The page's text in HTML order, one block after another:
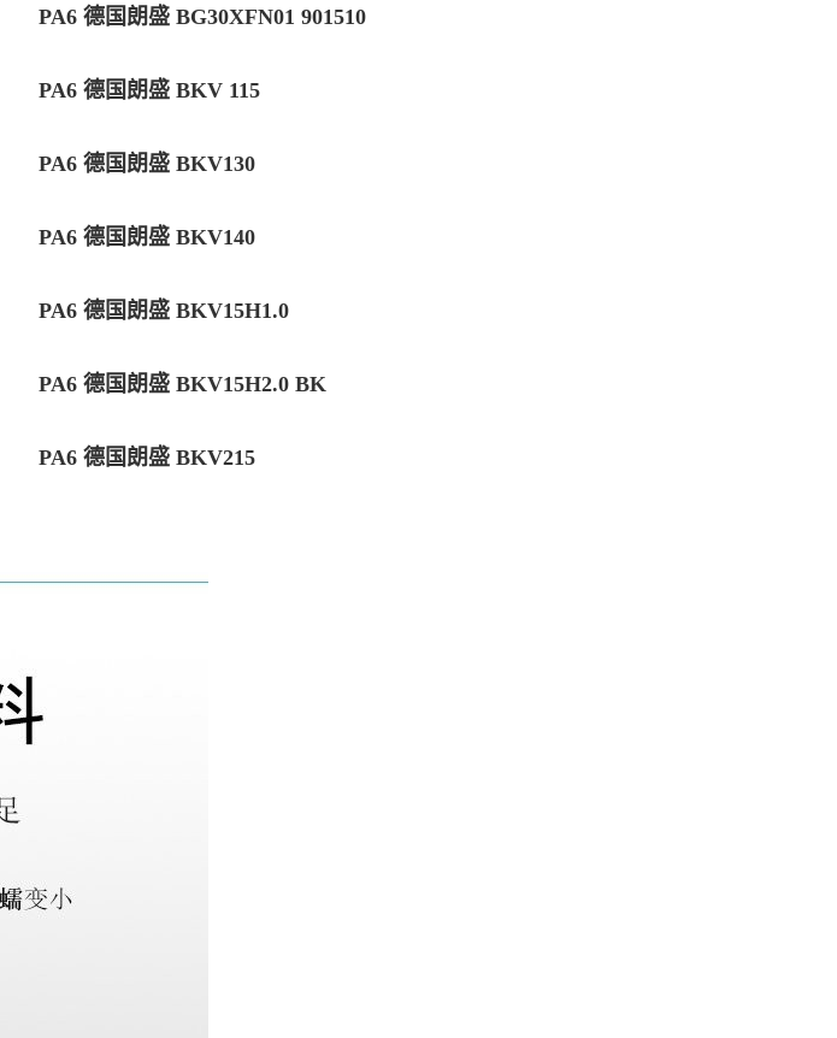
PA6 德国朗盛 BG30XFN01 901510
PA6 德国朗盛 BKV 115
PA6 德国朗盛 BKV130
PA6 德国朗盛 BKV140
PA6 德国朗盛 BKV15H1.0
PA6 德国朗盛 BKV15H2.0 BK
PA6 德国朗盛 BKV215